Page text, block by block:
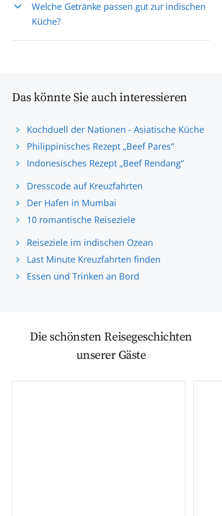
Welche Getränke passen gut zur indischen
Küche?
Das könnte Sie auch interessieren
Kochduell der Nationen - Asiatische Küche
Philippinisches Rezept „Beef Pares“
Indonesisches Rezept „Beef Rendang“
Dresscode auf Kreuzfahrten
Der Hafen in Mumbai
10 romantische Reiseziele
Reiseziele im indischen Ozean
Last Minute Kreuzfahrten finden
Essen und Trinken an Bord
Die schönsten Reisegeschichten
unserer Gäste